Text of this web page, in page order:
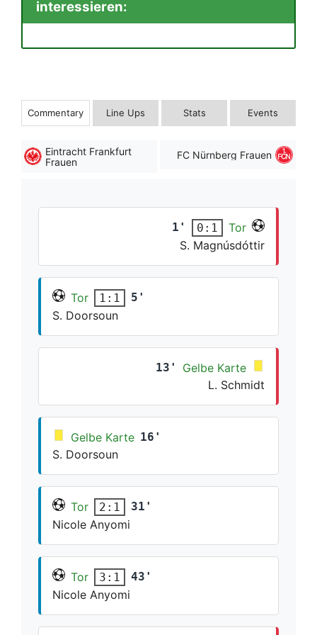
interessieren:
Commentary Line Ups Stats Events
Eintracht Frankfurt
Frauen
FC Nürnberg Frauen
1' 0:1
Tor
S. Magnúsdóttir
Tor 1:1 5'
S. Doorsoun
13'
Gelbe Karte
L. Schmidt
Gelbe Karte 16'
S. Doorsoun
Tor 2:1 31'
Nicole Anyomi
Tor 3:1 43'
Nicole Anyomi